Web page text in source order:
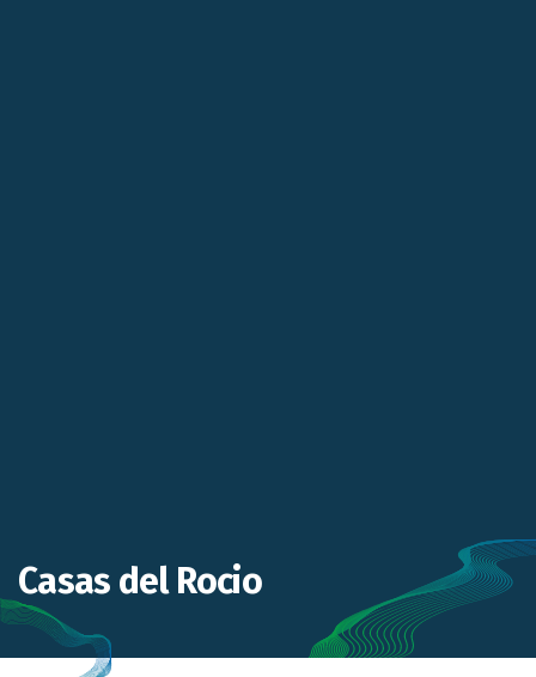
Casas del Rocio